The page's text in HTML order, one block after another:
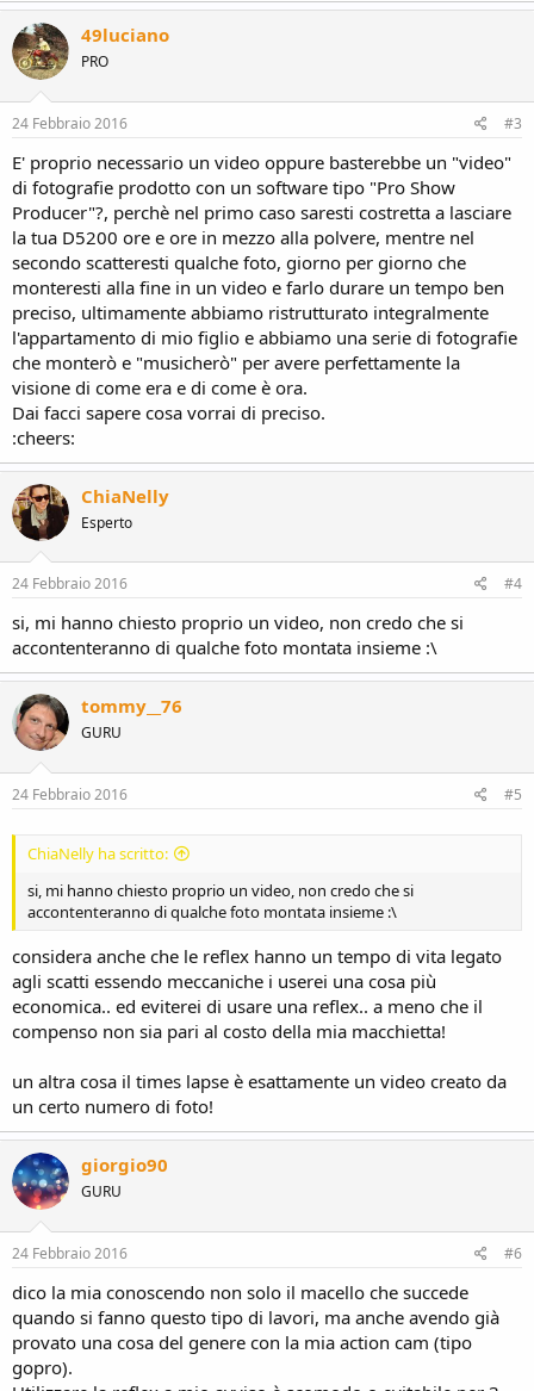
49luciano
PRO
24 Febbraio 2016 #3
E' proprio necessario un video oppure basterebbe un "video"
di fotografie prodotto con un software tipo "Pro Show
Producer"?, perchè nel primo caso saresti costretta a lasciare
la tua D5200 ore e ore in mezzo alla polvere, mentre nel
secondo scatteresti qualche foto, giorno per giorno che
monteresti alla fine in un video e farlo durare un tempo ben
preciso, ultimamente abbiamo ristrutturato integralmente
l'appartamento di mio figlio e abbiamo una serie di fotografie
che monterò e "musicherò" per avere perfettamente la
visione di come era e di come è ora.
Dai facci sapere cosa vorrai di preciso.
:cheers:
ChiaNelly
Esperto
24 Febbraio 2016 #4
si, mi hanno chiesto proprio un video, non credo che si
accontenteranno di qualche foto montata insieme :\
tommy__76
GURU
24 Febbraio 2016 #5
ChiaNelly ha scritto:
si, mi hanno chiesto proprio un video, non credo che si
accontenteranno di qualche foto montata insieme :\
considera anche che le reflex hanno un tempo di vita legato
agli scatti essendo meccaniche i userei una cosa più
economica.. ed eviterei di usare una reflex.. a meno che il
compenso non sia pari al costo della mia macchietta!
un altra cosa il times lapse è esattamente un video creato da
un certo numero di foto!
giorgio90
GURU
24 Febbraio 2016 #6
dico la mia conoscendo non solo il macello che succede
quando si fanno questo tipo di lavori, ma anche avendo già
provato una cosa del genere con la mia action cam (tipo
gopro).